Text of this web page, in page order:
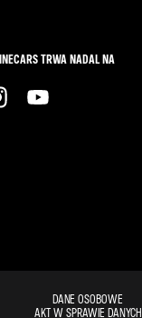
TRWA NADAL NA
DANE OSOBOWE
AKT W SPRAWIE DANYCH